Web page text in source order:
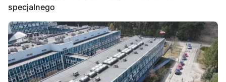
specjalnego